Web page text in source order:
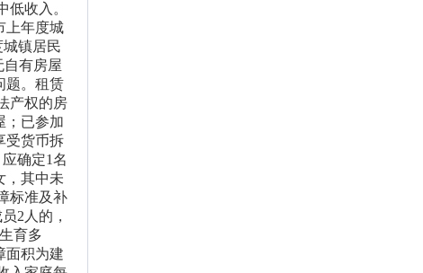
低收入。
上年度城
镇居民
自有房屋
题。租赁
产权的房
；已参加
受货币拆
确定1名
，其中未
标准及补
2人的，
育多
面积为建